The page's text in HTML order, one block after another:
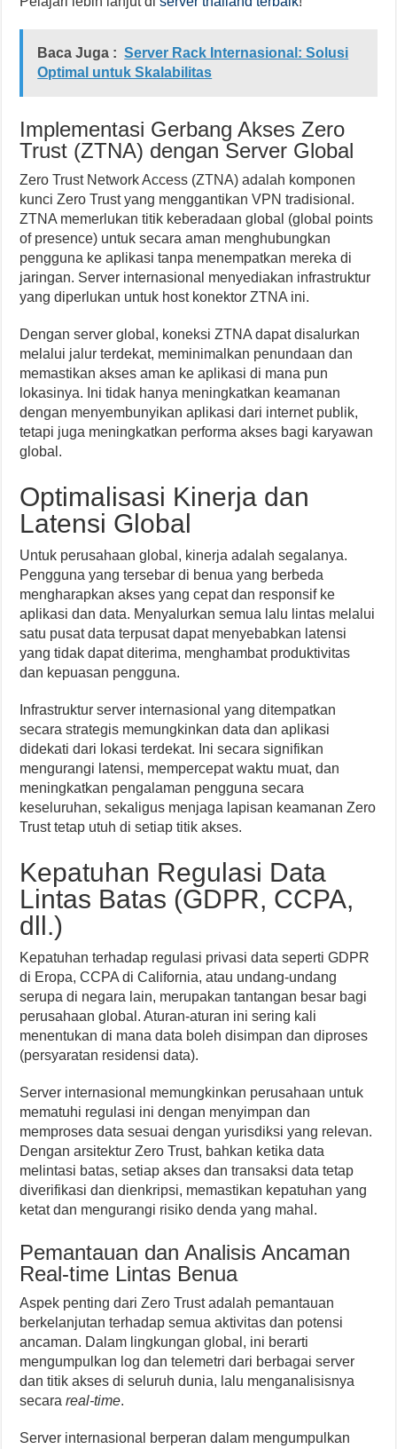
Baca Juga : Server Rack Internasional: Solusi
Optimal untuk Skalabilitas
Implementasi Gerbang Akses Zero
Trust (ZTNA) dengan Server Global
Zero Trust Network Access (ZTNA) adalah komponen
kunci Zero Trust yang menggantikan VPN tradisional.
ZTNA memerlukan titik keberadaan global (global points
of presence) untuk secara aman menghubungkan
pengguna ke aplikasi tanpa menempatkan mereka di
jaringan. Server internasional menyediakan infrastruktur
yang diperlukan untuk host konektor ZTNA ini.
Dengan server global, koneksi ZTNA dapat disalurkan
melalui jalur terdekat, meminimalkan penundaan dan
memastikan akses aman ke aplikasi di mana pun
lokasinya. Ini tidak hanya meningkatkan keamanan
dengan menyembunyikan aplikasi dari internet publik,
tetapi juga meningkatkan performa akses bagi karyawan
global.
Optimalisasi Kinerja dan
Latensi Global
Untuk perusahaan global, kinerja adalah segalanya.
Pengguna yang tersebar di benua yang berbeda
mengharapkan akses yang cepat dan responsif ke
aplikasi dan data. Menyalurkan semua lalu lintas melalui
satu pusat data terpusat dapat menyebabkan latensi
yang tidak dapat diterima, menghambat produktivitas
dan kepuasan pengguna.
Infrastruktur server internasional yang ditempatkan
secara strategis memungkinkan data dan aplikasi
didekati dari lokasi terdekat. Ini secara signifikan
mengurangi latensi, mempercepat waktu muat, dan
meningkatkan pengalaman pengguna secara
keseluruhan, sekaligus menjaga lapisan keamanan Zero
Trust tetap utuh di setiap titik akses.
Kepatuhan Regulasi Data
Lintas Batas (GDPR, CCPA,
dll.)
Kepatuhan terhadap regulasi privasi data seperti GDPR
di Eropa, CCPA di California, atau undang-undang
serupa di negara lain, merupakan tantangan besar bagi
perusahaan global. Aturan-aturan ini sering kali
menentukan di mana data boleh disimpan dan diproses
(persyaratan residensi data).
Server internasional memungkinkan perusahaan untuk
mematuhi regulasi ini dengan menyimpan dan
memproses data sesuai dengan yurisdiksi yang relevan.
Dengan arsitektur Zero Trust, bahkan ketika data
melintasi batas, setiap akses dan transaksi data tetap
diverifikasi dan dienkripsi, memastikan kepatuhan yang
ketat dan mengurangi risiko denda yang mahal.
Pemantauan dan Analisis Ancaman
Real-time Lintas Benua
Aspek penting dari Zero Trust adalah pemantauan
berkelanjutan terhadap semua aktivitas dan potensi
ancaman. Dalam lingkungan global, ini berarti
mengumpulkan log dan telemetri dari berbagai server
dan titik akses di seluruh dunia, lalu menganalisisnya
secarareal-time.
Server internasional berperan dalam mengumpulkan